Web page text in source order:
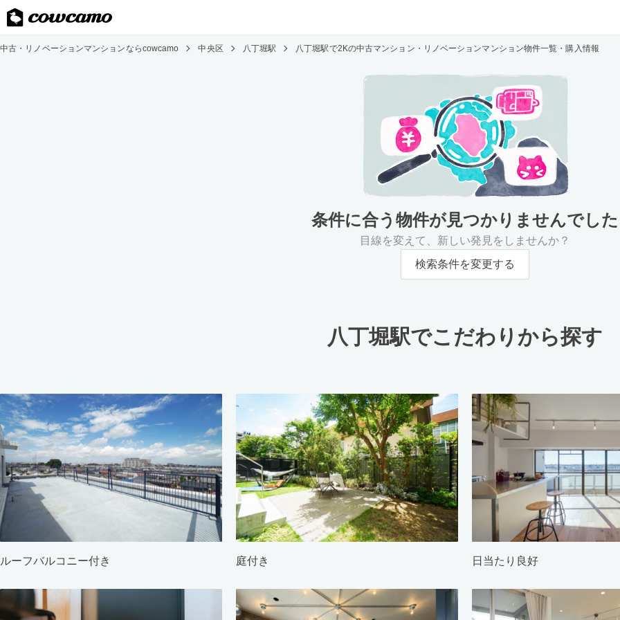
中古・リノベーションマンションならcowcamo 中央区 八丁堀駅 八丁堀駅で2Kの中古マンション・リノベーションマンション物件一覧・購入情報
条件に合う物件が見つかりませんでした
目線を変えて、新しい発見をしませんか？
検索条件を変更する
八丁堀駅でこだわりから探す
ルーフバルコニー付き 庭付き 日当たり良好